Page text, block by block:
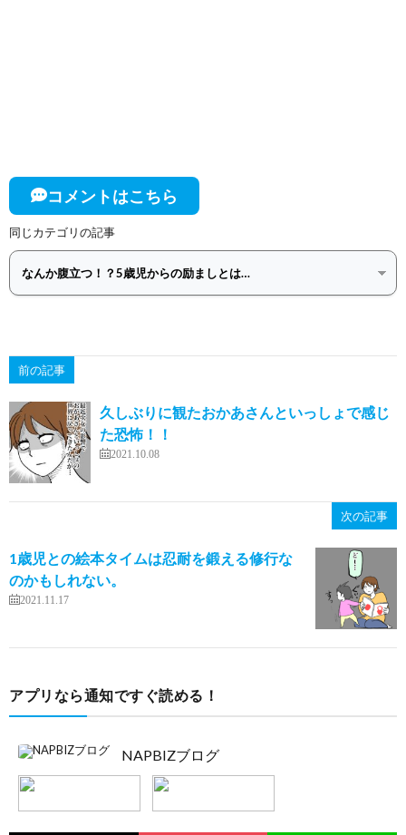
コメントはこちら
同じカテゴリの記事
前の記事
久しぶりに観たおかあさんといっしょで感じ
た恐怖！！
2021.10.08
次の記事
1歳児との絵本タイムは忍耐を鍛える修行な
のかもしれない。
2021.11.17
アプリなら通知ですぐ読める！
NAPBIZブログ